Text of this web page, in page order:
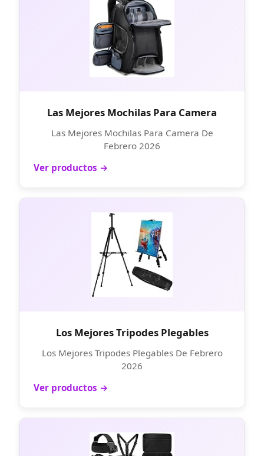
Las Mejores Mochilas Para Camera
Las Mejores Mochilas Para Camera De
Febrero 2026
Ver productos →
Los Mejores Tripodes Plegables
Los Mejores Tripodes Plegables De Febrero
2026
Ver productos →